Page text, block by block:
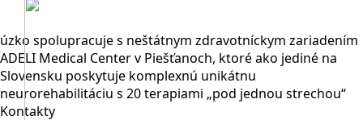
úzko spolupracuje s neštátnym zdravotníckym zariadením
ADELI Medical Center v Piešťanoch, ktoré ako jediné na
Slovensku poskytuje komplexnú unikátnu
neurorehabilitáciu s 20 terapiami „pod jednou strechou“
Kontakty